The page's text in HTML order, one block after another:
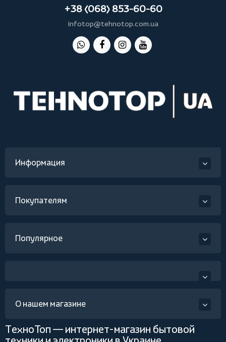
+38 (068) 853-60-60
infotop@tehnotop.com.ua
Информация
Покупателям
Популярное
О нашем магазине
ТехноТоп — интернет-магазин бытовой